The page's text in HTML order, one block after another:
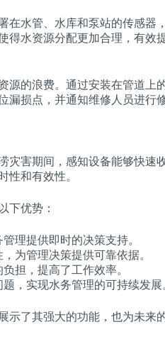
在水管、水库和泵站的传感器
水资源分配更加合理，有效
源的浪费。通过安装在管道上
漏损点，并通知维修人员进行
灾害期间，感知设备能够快速
性和有效性。
下优势：
理提供即时的决策支持。
为管理决策提供可靠依据。
担，提高了工作效率。
，实现水务管理的可持续发展
示了其强大的功能，也为未来